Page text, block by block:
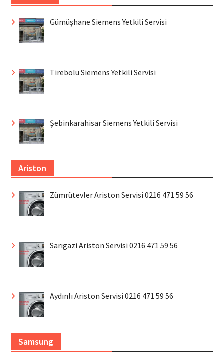
Gümüşhane Siemens Yetkili Servisi
Tirebolu Siemens Yetkili Servisi
Şebinkarahisar Siemens Yetkili Servisi
Ariston
Zümrütevler Ariston Servisi 0216 471 59 56
Sarıgazi Ariston Servisi 0216 471 59 56
Aydınlı Ariston Servisi 0216 471 59 56
Samsung